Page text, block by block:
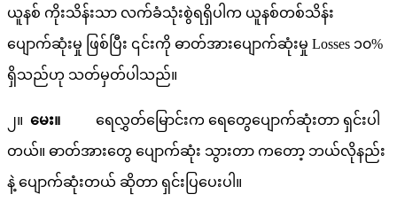
ယူနစ် ကိုးသိန်းသာ လက်ခံသုံးစွဲရရှိပါက ယူနစ်တစ်သိန်း
ပျောက်ဆုံးမှု ဖြစ်ပြီး ၎င်းကို ဓာတ်အားပျောက်ဆုံးမှု Losses ၁၀%
ရှိသည်ဟု သတ်မှတ်ပါသည်။
၂။ မေး။ ရေလွှတ်မြောင်းက ရေတွေပျောက်ဆုံးတာ ရှင်းပါ
တယ်။ ဓာတ်အားတွေ ပျောက်ဆုံး သွားတာ ကတော့ ဘယ်လိုနည်း
နဲ့ ပျောက်ဆုံးတယ် ဆိုတာ ရှင်းပြပေးပါ။